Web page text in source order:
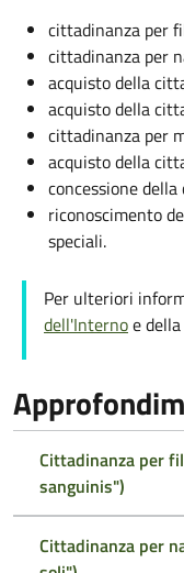
cittadinanza per
cittadinanza per
acquisto della
acquisto della
cittadinanza per
acquisto della
concessione
riconoscimento
speciali.
Per ulteriori
dell'Internoe della
Cittadinanza per
sanguinis")
Cittadinanza per